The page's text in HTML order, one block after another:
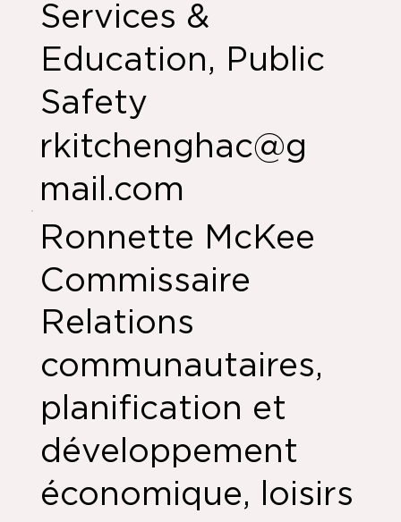
Services &
Education, Public
Safety
rkitchenghac@g
mail.com
Ronnette McKee
Commissaire
Relations
communautaires,
planification et
développement
économique, loisirs